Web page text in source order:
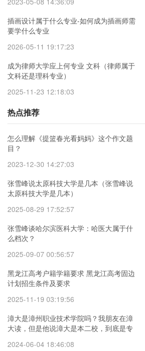
插画设计属于什么专业-如何成为插画师需
要学什么专业
2026-05-11 19:17:23
成为律师大学应上何专业 文科（律师属于
文科还是理科专业）
2025-11-23 12:18:03
热点推荐
怎么理解《提篮春光看妈妈》这个作文题
目？
2023-12-30 14:27:03
张雪峰说太原科技大学是几本（张雪峰说
太原科技大学是几本）
2025-08-29 17:52:57
张雪峰谈哈尔滨医科大学：哈医大属于什
么档次？
2025-09-07 00:56:57
黑龙江高考户籍学籍要求 黑龙江高考固边
计划招生条件及要求
2025-11-19 03:19:56
漳大是漳州职业技术学院吗？我朋友在漳
大读，但是他说漳大是本二校，到底是专
2024-06-04 18:46:08